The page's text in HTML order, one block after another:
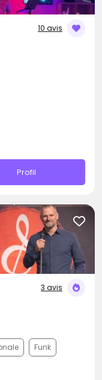
10 avis
Profil
3 avis
Funk